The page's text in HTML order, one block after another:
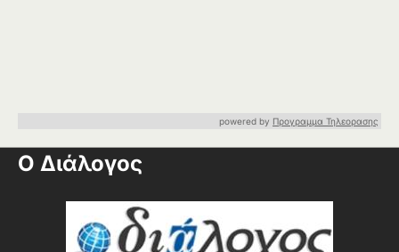
powered by Προγραμμα Τηλεορασης
Ο Διάλογος